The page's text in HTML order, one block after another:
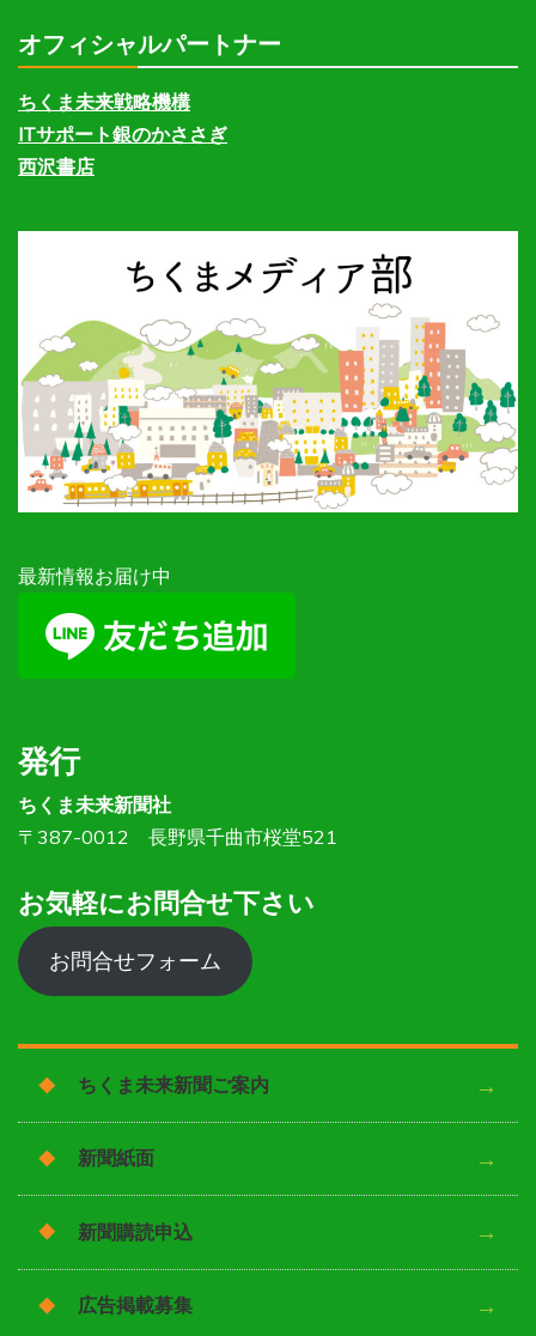
オフィシャルパートナー
ちくま未来戦略機構
ITサポート銀のかささぎ
西沢書店
最新情報お届け中
発行
ちくま未来新聞社
〒387-0012 長野県千曲市桜堂521
お気軽にお問合せ下さい
お問合せフォーム
ちくま未来新聞ご案内
新聞紙面
新聞購読申込
広告掲載募集